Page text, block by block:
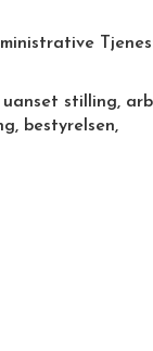
stilling,
bestyrelsen,